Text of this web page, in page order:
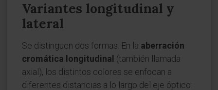
Variantes longitudinal y
lateral
Se distinguen dos formas. En la aberración
cromática longitudinal (también llamada
axial), los distintos colores se enfocan a
diferentes distancias a lo largo del eje óptico: